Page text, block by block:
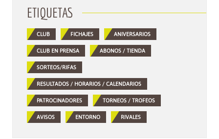
ETIQUETAS
CLUB FICHAJES ANIVERSARIOS
CLUB EN PRENSA ABONOS / TIENDA
SORTEOS/RIFAS
RESULTADOS / HORARIOS / CALENDARIOS
PATROCINADORES TORNEOS / TROFEOS
AVISOS ENTORNO RIVALES